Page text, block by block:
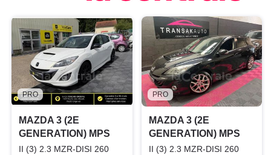
PRO
MAZDA 3 (2E
GENERATION) MPS
II (3) 2.3 MZR-DISI 260
PRO
MAZDA 3 (2E
GENERATION) MPS
II (3) 2.3 MZR-DISI 260